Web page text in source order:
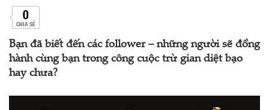
0
CHIA SẺ
Bạn đã biết đến các follower – những người sẽ đồng
hành cùng bạn trong công cuộc trừ gian diệt bạo
hay chưa?